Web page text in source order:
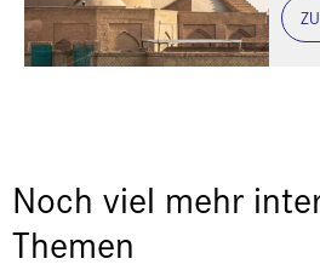
Noch viel mehr
Themen